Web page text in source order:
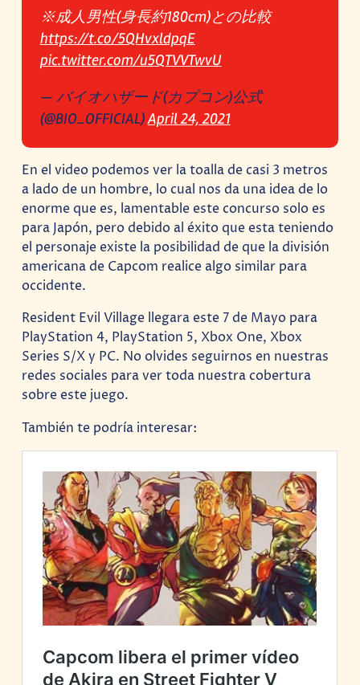
※成人男性(身長約180cm)との比較
https://t.co/5QHvxldpqE
pic.twitter.com/u5QTVVTwvU
— バイオハザード(カプコン)公式
(@BIO_OFFICIAL)April 24, 2021
En el video podemos ver la toalla de casi 3 metros
a lado de un hombre, lo cual nos da una idea de lo
enorme que es, lamentable este concurso solo es
para Japón, pero debido al éxito que esta teniendo
el personaje existe la posibilidad de que la división
americana de Capcom realice algo similar para
occidente.
Resident Evil Village llegara este 7 de Mayo para
PlayStation 4, PlayStation 5, Xbox One, Xbox
Series S/X y PC. No olvides seguirnos en nuestras
redes sociales para ver toda nuestra cobertura
sobre este juego.
También te podría interesar: